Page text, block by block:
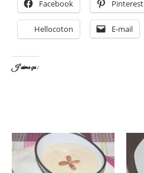
Facebook Pinterest
Hellocoton E-mail
J’aime ça :